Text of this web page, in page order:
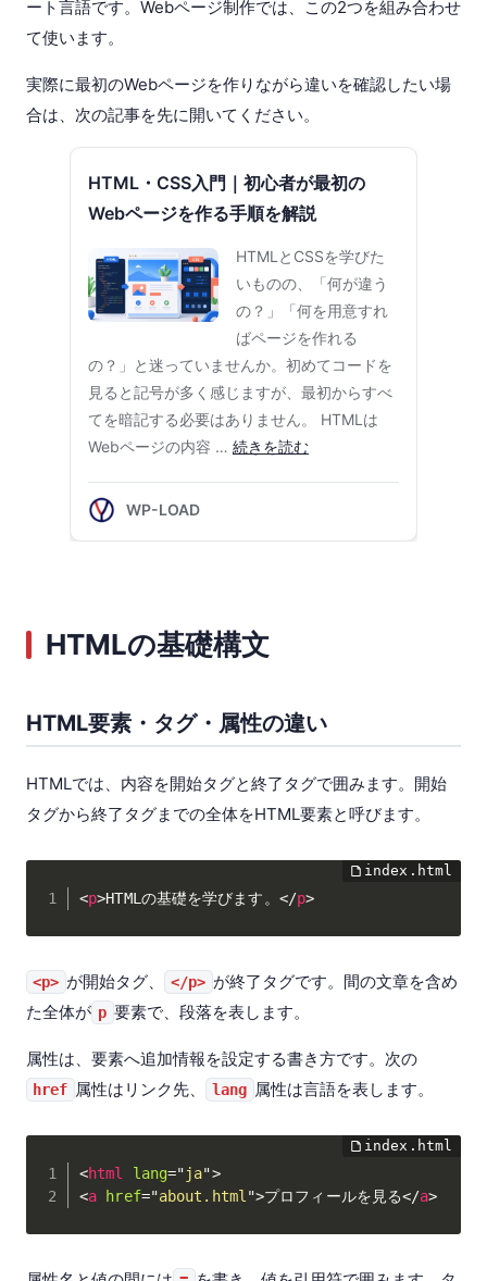
ート言語です。Webページ制作では、この2つを組み合わせ
て使います。
実際に最初のWebページを作りながら違いを確認したい場
合は、次の記事を先に開いてください。
HTMLの基礎構文
HTML要素・タグ・属性の違い
HTMLでは、内容を開始タグと終了タグで囲みます。開始
タグから終了タグまでの全体をHTML要素と呼びます。
<p>HTMLの基礎を学びます。 </p>
<p> が開始タグ、 </p> が終了タグです。間の文章を含め
た全体が p 要素で、段落を表します。
属性は、要素へ追加情報を設定する書き方です。次の
href 属性はリンク先、 lang 属性は言語を表します。
<html lang="ja">
<a href="about.html ">プロフィールを見る</a>